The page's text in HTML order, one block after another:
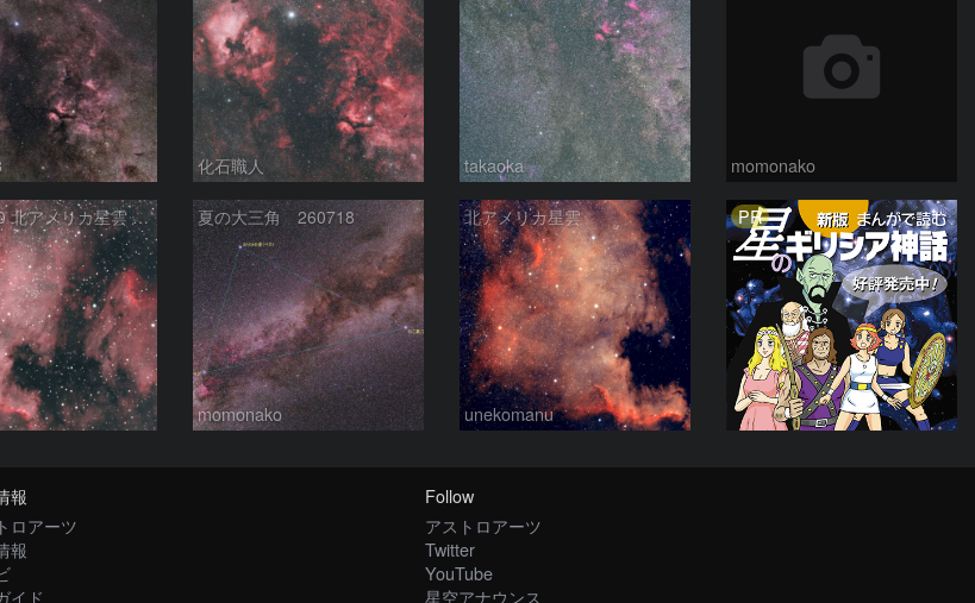
化石職人 takaoka momonako
NGC7000 北アメリカ星雲 IC5067~5070 ペリカン星雲 はくちょう座 夏の大三角 260718
momonako
北アメリカ星雲
unekomanu
PR
報
ロアーツ
報
イド
Follow
アストロアーツ
Twitter
YouTube
星空アナウンス